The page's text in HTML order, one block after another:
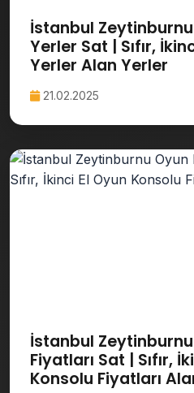
İstanbul
Yerler Sat | Sıfır,
Yerler Alan Yerler
21.02.2025
İstanbul
Fiyatları Sat | Sıfır,
Konsolu Fiyatları